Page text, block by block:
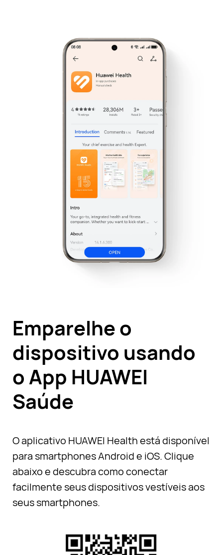
Emparelhe o
dispositivo usando
o App HUAWEI
Saúde
O aplicativo HUAWEI Health está disponível
para smartphones Android e iOS. Clique
abaixo e descubra como conectar
facilmente seus dispositivos vestíveis aos
seus smartphones.